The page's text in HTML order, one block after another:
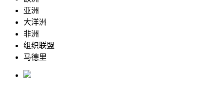
亚洲
大洋洲
非洲
组织联盟
马德里